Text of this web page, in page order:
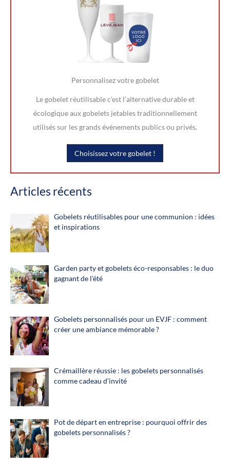
Personnalisez votre gobelet
Le gobelet réutilisable c’est l’alternative durable et
écologique aux gobelets jetables traditionnellement
utilisés sur les grands événements publics ou privés.
Choisissez votre gobelet !
Articles récents
Gobelets réutilisables pour une communion : idées
et inspirations
Garden party et gobelets éco-responsables : le duo
gagnant de l’été
Gobelets personnalisés pour un EVJF : comment
créer une ambiance mémorable ?
Crémaillère réussie : les gobelets personnalisés
comme cadeau d’invité
Pot de départ en entreprise : pourquoi offrir des
gobelets personnalisés ?